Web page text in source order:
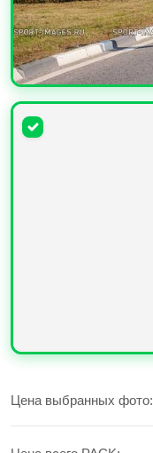
УВЕЛИЧИТЬ
Цена выбранных фото: